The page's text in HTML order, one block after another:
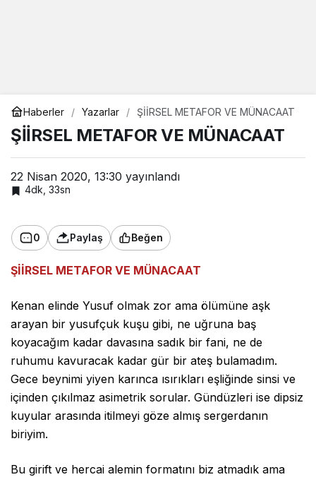
Haberler Yazarlar ŞİİRSEL METAFOR VE MÜNACAAT
ŞİİRSEL METAFOR VE MÜNACAAT
22 Nisan 2020, 13:30 yayınlandı
4dk, 33sn
0 Paylaş Beğen
ŞİİRSEL METAFOR VE MÜNACAAT
Kenan elinde Yusuf olmak zor ama ölümüne aşk
arayan bir yusufçuk kuşu gibi, ne uğruna baş
koyacağım kadar davasına sadık bir fani, ne de
ruhumu kavuracak kadar gür bir ateş bulamadım.
Gece beynimi yiyen karınca ısırıkları eşliğinde sinsi ve
içinden çıkılmaz asimetrik sorular. Gündüzleri ise dipsiz
kuyular arasında itilmeyi göze almış sergerdanın
biriyim.
Bu girift ve hercai alemin formatını biz atmadık ama